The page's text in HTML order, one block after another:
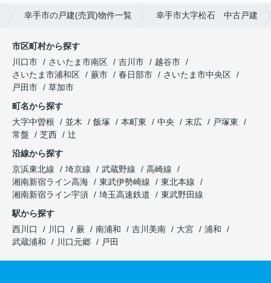
幸手市の戸建(売買)物件一覧 幸手市大字松石 中古戸建
市区町村から探す
川口市
さいたま市南区 吉川市
越谷市
さいたま市浦和区
蕨市 春日部市
さいたま市中央区
戸田市
草加市
町名から探す
大字中曽根
並木 飯塚 本町東 中央 末広
戸塚東
常盤
芝西
辻
沿線から探す
京浜東北線
埼京線 武蔵野線
高崎線
湘南新宿ライン高海
東武伊勢崎線
東北本線
湘南新宿ライン宇須
埼玉高速鉄道
東武野田線
駅から探す
西川口
川口 蕨 南浦和 吉川美南 大宮
浦和
武蔵浦和
川口元郷 戸田